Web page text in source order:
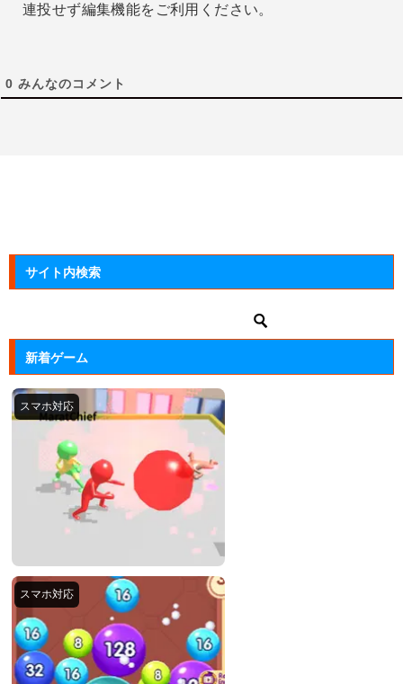
連投せず編集機能をご利用ください。
0 みんなのコメント
サイト内検索
新着ゲーム